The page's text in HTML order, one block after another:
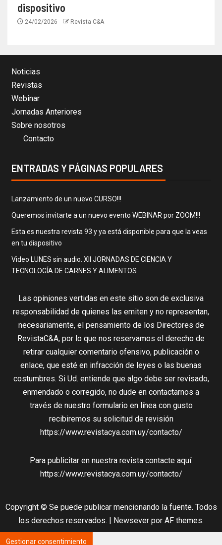
dispositivo
24/02/2026 Revista C&A
Noticias
Revistas
Webinar
Jornadas Anteriores
Sobre nosotros
Contacto
ENTRADAS Y PÁGINAS POPULARES
Lanzamiento de un nuevo CURSO!!!
Queremos invitarte a un nuevo evento WEBINAR por ZOOM!!!
Esta es nuestra revista 93 y ya está disponible para que la veas
en tu dispositivo
Video LUNES sin audio. XII JORNADAS DE CIENCIA Y
TECNOLOGÍA DE CARNES Y ALIMENTOS
Las opiniones vertidas en este sitio son de exclusiva
responsabilidad de quienes las emiten y no representan,
necesariamente, el pensamiento de los Directores de
RevistaC&A, por lo que nos reservamos el derecho de
retirar cualquier comentario ofensivo, publicación o
enlace, que esté en infracción de leyes o las buenas
costumbres. Si Ud. entiende que algo debe ser revisado,
enmendado o corregido, no dude en contactarnos a
través de nuestro formulario en línea con gusto
recibiremos su solicitud de revisión
https://www.revistacya.com.uy/contacto/
Para publicitar en nuestra revista contacte aquí:
https://www.revistacya.com.uy/contacto/
Copyright © Se puede publicar mencionando la fuente. Todos
los derechos reservados. | Newsever por AF themes.
Gestionar consentimiento